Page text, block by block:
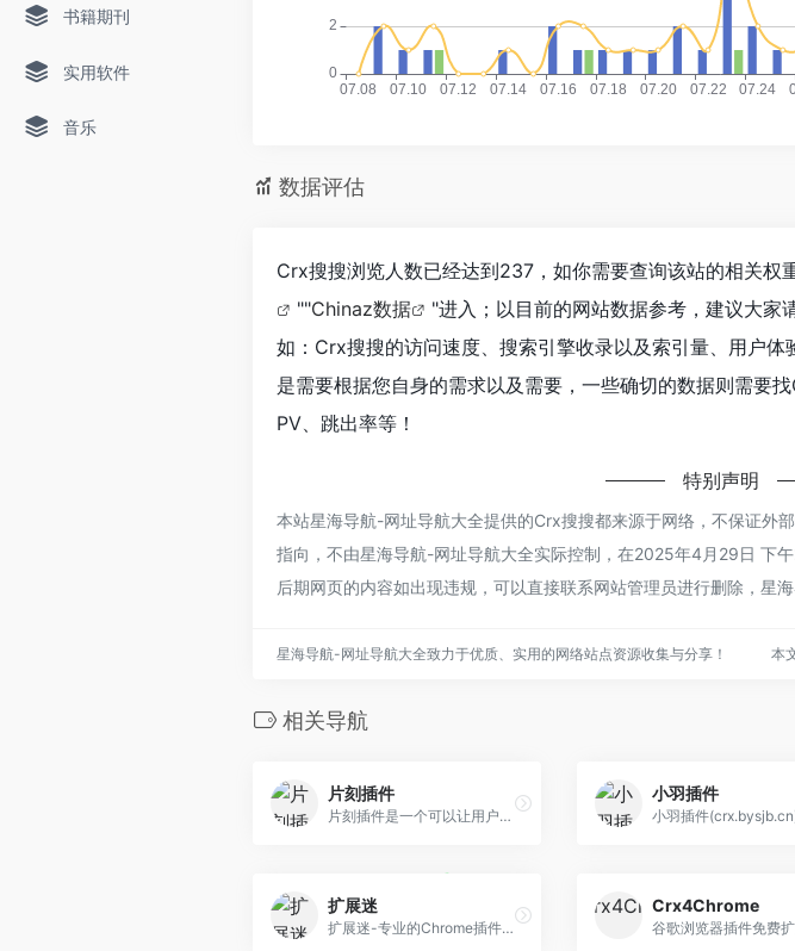
书籍期刊
实用软件
音乐
数据评估
Crx搜搜浏览人数已经达到237，如你需要查询该站的相关权
""Chinaz数据
"进入；以目前的网站数据参考，建议大家
如：Crx搜搜的访问速度、搜索引擎收录以及索引量、用户
是需要根据您自身的需求以及需要，一些确切的数据则需要
PV、跳出率等！
特别声明
本站星海导航-网址导航大全提供的Crx搜搜都来源于网络，不保证外
指向，不由星海导航-网址导航大全实际控制，在2025年4月29日 下
后期网页的内容如出现违规，可以直接联系网站管理员进行删除，星
星海导航-网址导航大全致力于优质、实用的网络站点资源收集与分享！ 本
相关导航
片刻插件
片刻插件是一个可以让用户简单搜索片刻就能找到所需要的chrome插件网站，收录热门好用的Chrome插件扩展，国内最方便的插件下载网站.
小羽插件
扩展迷
扩展迷-专业的Chrome插件网站
Crx4Chrome
谷歌浏览器插件免费